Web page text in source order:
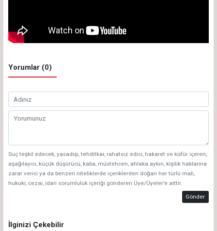
Yorumlar (0)
Suç teşkil edecek, yasadışı, tehditkar, rahatsız edici, hakaret ve küfür içeren,
aşağılayıcı, küçük düşürücü, kaba, müstehcen, ahlaka aykırı, kişilik haklarına
zarar verici ya da benzeri niteliklerde içeriklerden doğan her türlü mali,
hukuki, cezai, idari sorumluluk içeriği gönderen Üye/Üyeler’e aittir.
Gönder
İlginizi Çekebilir